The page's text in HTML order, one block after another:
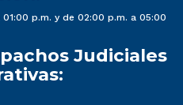
p.m. y de 02:00 p.m. a 05:00
Judiciales